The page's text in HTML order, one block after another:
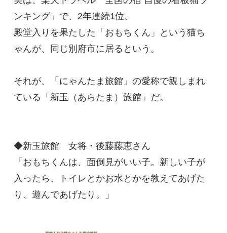
ンキング」で、2年連続1位、
殿堂入りを果たした「おもちくん」という猫ち
ゃんが、同じ別府市に居るという。
それが、「にゃんたま旅館」の愛称で親しまれ
ている「新玉（あらたま）旅館」だ。
◆新玉旅館 女将・後藤藤恵さん
「おもちくんは、面倒見がいい子。新しい子が
入ったら、トイレとかお水とかを教えてあげた
り、遊んであげたり。」